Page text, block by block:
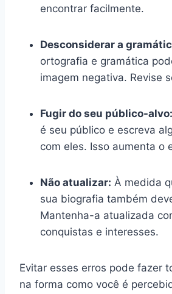
encontrar facilmente.
Desconsiderar a
ortografia e gramática
imagem negativa. Revise
Fugir do seu público-alvo:
é seu público e escreva
com eles. Isso aumenta o
Não atualizar: À medida
sua biografia também
Mantenha-a atualizada
conquistas e interesses.
Evitar esses erros pode fazer
na forma como você é